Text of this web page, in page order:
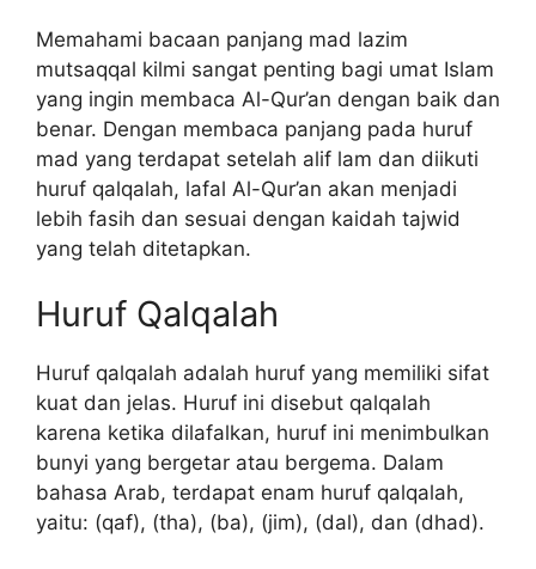
Memahami bacaan panjang mad lazim
mutsaqqal kilmi sangat penting bagi umat Islam
yang ingin membaca Al-Qur’an dengan baik dan
benar. Dengan membaca panjang pada huruf
mad yang terdapat setelah alif lam dan diikuti
huruf qalqalah, lafal Al-Qur’an akan menjadi
lebih fasih dan sesuai dengan kaidah tajwid
yang telah ditetapkan.
Huruf Qalqalah
Huruf qalqalah adalah huruf yang memiliki sifat
kuat dan jelas. Huruf ini disebut qalqalah
karena ketika dilafalkan, huruf ini menimbulkan
bunyi yang bergetar atau bergema. Dalam
bahasa Arab, terdapat enam huruf qalqalah,
yaitu: (qaf), (tha), (ba), (jim), (dal), dan (dhad).